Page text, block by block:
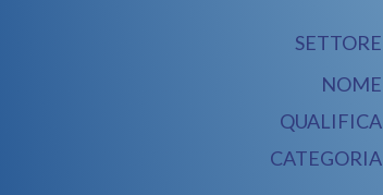
SETTORE
NOME
QUALIFICA
CATEGORIA